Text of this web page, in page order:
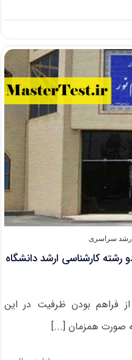
سراسری
کارشناسی ارشد دانشگاه
از فراهم بودن ظرفیت در این
صورت همزمان [...]